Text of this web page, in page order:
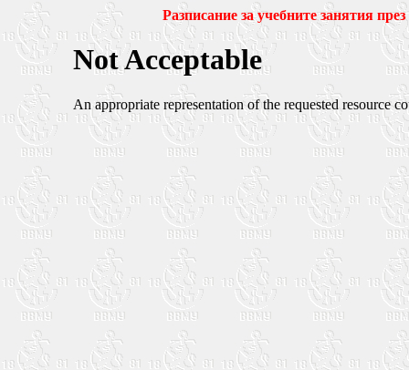
Разписание за учебните занятия